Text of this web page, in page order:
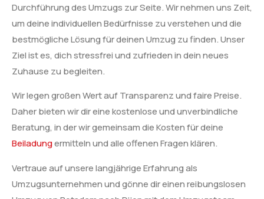
Durchführung des Umzugs zur Seite. Wir nehmen uns Zeit,
um deine individuellen Bedürfnisse zu verstehen und die
bestmögliche Lösung für deinen Umzug zu finden. Unser
Ziel ist es, dich stressfrei und zufrieden in dein neues
Zuhause zu begleiten.
Wir legen großen Wert auf Transparenz und faire Preise.
Daher bieten wir dir eine kostenlose und unverbindliche
Beratung, in der wir gemeinsam die Kosten für deine
Beiladungermitteln und alle offenen Fragen klären.
Vertraue auf unsere langjährige Erfahrung als
Umzugsunternehmen und gönne dir einen reibungslosen